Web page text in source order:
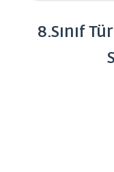
8.Sınıf